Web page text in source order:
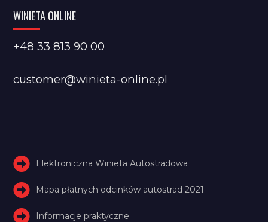
WINIETA ONLINE
+48 33 813 90 00
customer@winieta-online.pl
Elektroniczna Winieta Autostradowa
Mapa płatnych odcinków autostrad 2021
Informacje praktyczne